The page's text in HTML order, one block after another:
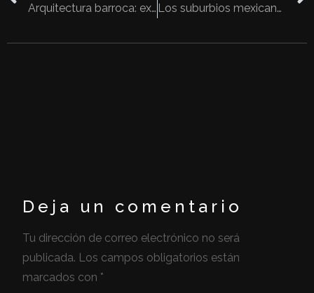
Arquitectura barroca: extravagante y diferente
Los suburbios mexicanos: residenciales fuera de la ciudad
Deja un comentario
Tu dirección de correo electrónico no será
publicada. Los campos obligatorios están
marcados con *